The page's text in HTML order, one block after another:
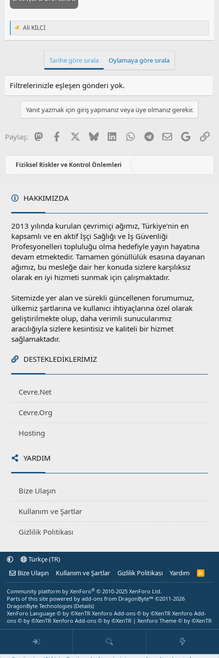
T
e
e
r
Ali KİLCİ
Tarihe göre sırala Oylamaya göre sırala
Filtrelerinizle eşleşen gönderi yok.
Yanıt yazmak için giriş yapmanız veya üye olmanız gerekir.
Paylaş: MastodonFacebook BlueskyLinkedInWhatsAppTelegram
E-postaGoogle
Fiziksel Riskler ve Kontrol Önlemleri
HAKKIMIZDA
2013 yılında kurulan çevrimiçi ağımız, Türkiye'nin en
kapsamlı ve en aktif İşçi Sağlığı ve İş Güvenliği
Profesyonelleri topluluğu olma hedefiyle yayın hayatına
devam etmektedir. Tamamen gönüllülük esasına dayanan
ağımız, bu mesleğe dair her konuda sizlere karşılıksız
olarak en iyi hizmeti sunmak için çalışmaktadır.
Sitemizde yer alan ve sürekli güncellenen forumumuz,
ülkemiz şartlarına ve kullanıcı ihtiyaçlarına özel olarak
geliştirilmekte olup, daha verimli sunucularımız
aracılığıyla sizlere kesintisiz ve kaliteli bir hizmet
sağlamaktadır.
DESTEKLEDIKLERIMIZ
Cevre.Net
Cevre.Org
Hosting
YARDIM
Bize Ulaşın
Kullanım ve Şartlar
Gizlilik Politikası
Türkçe (TR)
Bize Ulaşın
Kullanım ve Şartlar Gizlilik Politikası Yardım
R
Community platform by XenForo® © 2010-2025 XenForo Ltd.
Parts of this site powered by add-ons from DragonByte™ ©2011-2026
DragonByte Technologies (Details)
XenForo Language © by ©XenTR Xenforo Add-ons © by ©XenTR Xenforo Add-
ons © by ©XenTR Xenforo Add-ons © by ©XenTR | Xenforo Theme © by ©XenTR